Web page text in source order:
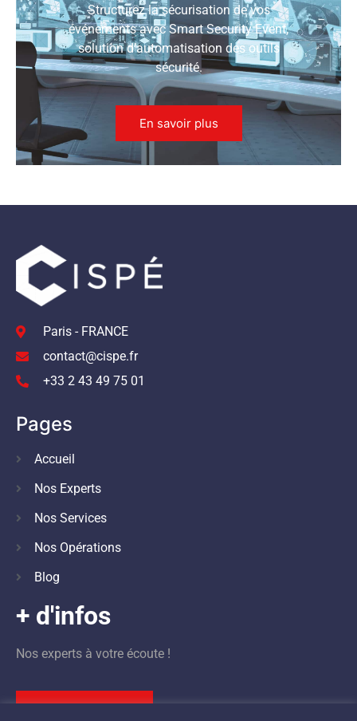
Structurez la sécurisation de vos
événements avec Smart Security Event,
solution d’automatisation des outils
sécurité.
En savoir plus
Paris - FRANCE
contact@cispe.fr
+33 2 43 49 75 01
Pages
Accueil
Nos Experts
Nos Services
Nos Opérations
Blog
+ d'infos
Nos experts à votre écoute !